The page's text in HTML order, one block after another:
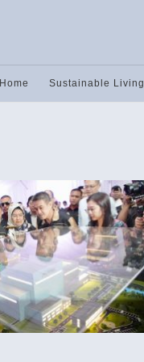
Home Sustainable Living